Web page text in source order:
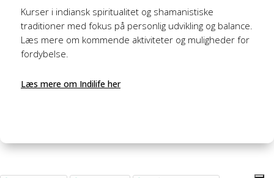
Kurser i indiansk spiritualitet og shamanistiske
traditioner med fokus på personlig udvikling og balance.
Læs mere om kommende aktiviteter og muligheder for
fordybelse.
Læs mere om Indilife her